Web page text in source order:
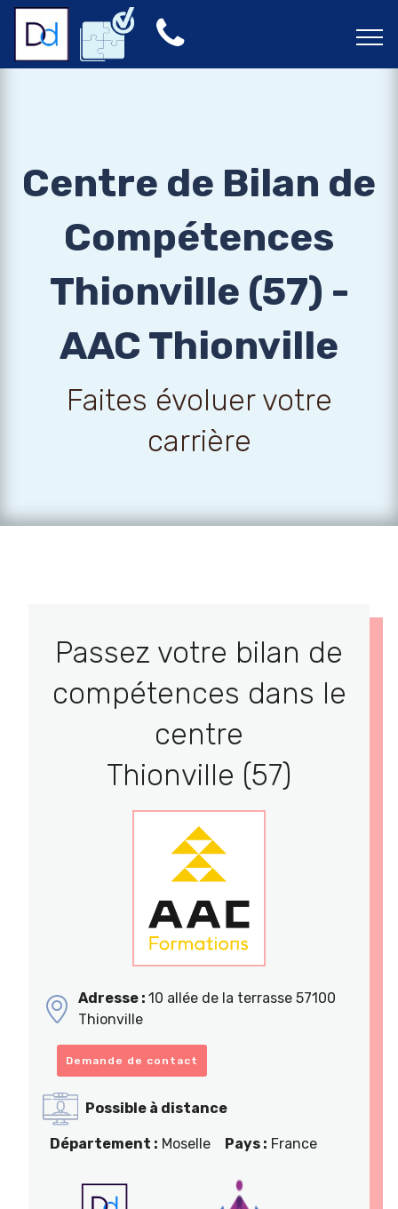
Centre de Bilan de
Compétences
Thionville (57) -
AAC Thionville
Faites évoluer votre
carrière
Passez votre bilan de
compétences dans le
centre
Thionville (57)
Adresse : 10 allée de la terrasse 57100
Thionville
Demande de contact
Possible à distance
Département : Moselle Pays : France